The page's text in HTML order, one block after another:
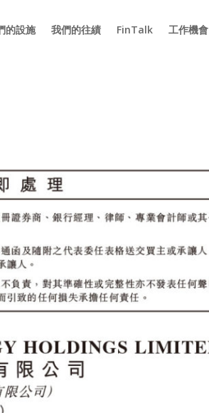
的設施 我們的往績 FinTalk 工作機會